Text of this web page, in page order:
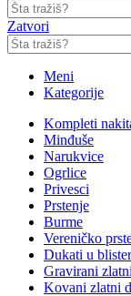
Zatvori
Meni
Kategorije
Kompleti
Minđuše
Narukvice
Ogrlice
Privesci
Prstenje
Burme
Vereničko
Dukati u
Gravirani
Kovani zlatni